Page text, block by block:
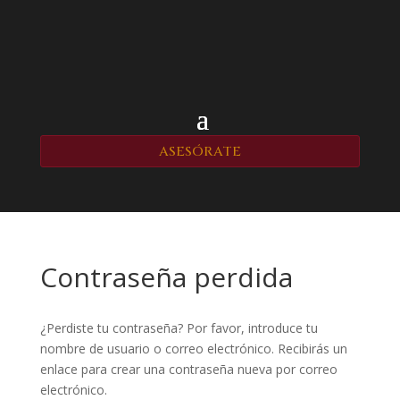
ASESÓRATE
Contraseña perdida
¿Perdiste tu contraseña? Por favor, introduce tu
nombre de usuario o correo electrónico. Recibirás un
enlace para crear una contraseña nueva por correo
electrónico.